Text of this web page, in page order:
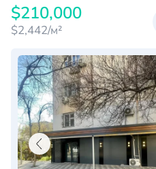
$210,000
$2,442/м²